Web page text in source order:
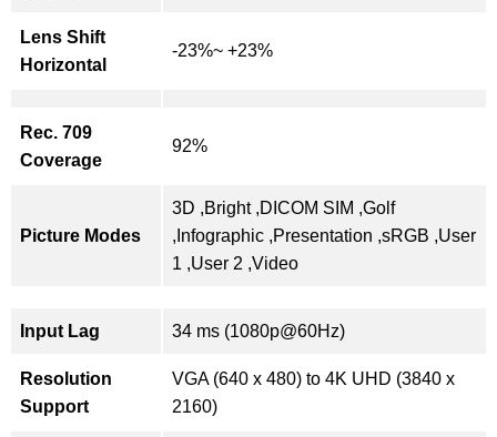
Lens Shift
Horizontal
-23%~ +23%
Rec. 709
Coverage
92%
Picture Modes
3D ,Bright ,DICOM SIM ,Golf
,Infographic ,Presentation ,sRGB ,User
1 ,User 2 ,Video
Input Lag 34 ms (1080p@60Hz)
Resolution
Support
VGA (640 x 480) to 4K UHD (3840 x
2160)